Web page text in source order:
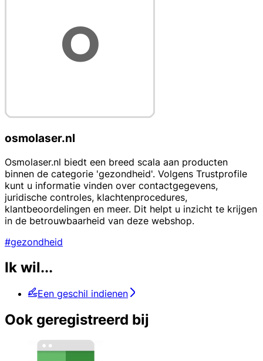
osmolaser.nl
Osmolaser.nl biedt een breed scala aan producten
binnen de categorie 'gezondheid'. Volgens Trustprofile
kunt u informatie vinden over contactgegevens,
juridische controles, klachtenprocedures,
klantbeoordelingen en meer. Dit helpt u inzicht te krijgen
in de betrouwbaarheid van deze webshop.
#gezondheid
Ik wil...
Een geschil indienen
Ook geregistreerd bij